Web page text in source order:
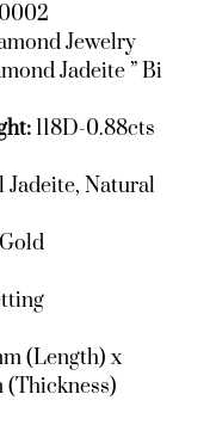
Jewelry
Jadeite ” Bi
118D-0.88cts
Jadeite, Natural
(Length) x
(Thickness)